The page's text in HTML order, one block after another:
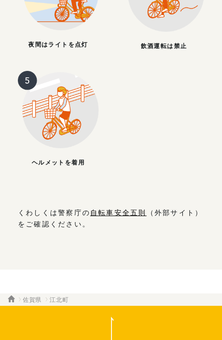
夜間はライトを点灯 飲酒運転は禁止
ヘルメットを着用
くわしくは警察庁の 自転車安全五則
（外部サイト）
をご確認ください。
佐賀県 江北町